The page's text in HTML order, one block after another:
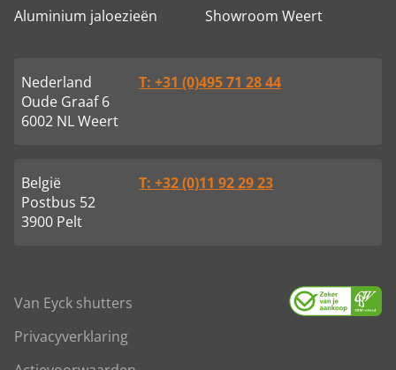
Aluminium jaloezieën
Showroom Weert
Nederland
Oude Graaf 6
6002 NL Weert
T: +31 (0)495 71 28 44
België
Postbus 52
3900 Pelt
T: +32 (0)11 92 29 23
Van Eyck shutters
Privacyverklaring